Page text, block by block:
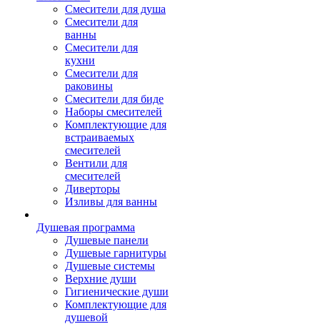
Смесители для душа
Смесители для
ванны
Смесители для
кухни
Смесители для
раковины
Смесители для биде
Наборы смесителей
Комплектующие для
встраиваемых
смесителей
Вентили для
смесителей
Диверторы
Изливы для ванны
Душевая программа
Душевые панели
Душевые гарнитуры
Душевые системы
Верхние души
Гигиенические души
Комплектующие для
душевой